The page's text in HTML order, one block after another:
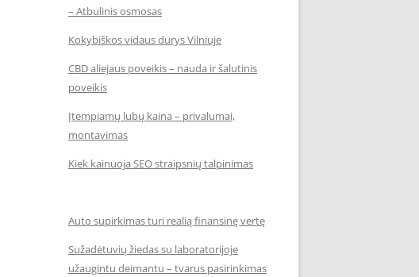
– Atbulinis osmosas
Kokybiškos vidaus durys Vilniuje
CBD aliejaus poveikis – nauda ir šalutinis
poveikis
Įtempiamų lubų kaina – privalumai,
montavimas
Kiek kainuoja SEO straipsnių talpinimas
Auto supirkimas turi realią finansinę vertę
Sužadėtuvių žiedas su laboratorijoje
užaugintu deimantu – tvarus pasirinkimas